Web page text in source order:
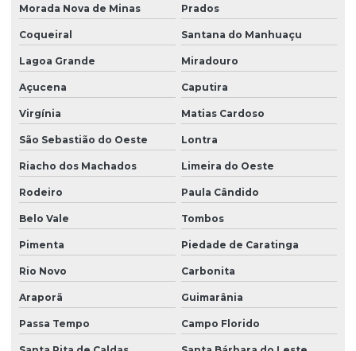
Morada Nova de Minas Prados
Coqueiral Santana do Manhuaçu
Lagoa Grande Miradouro
Açucena Caputira
Virgínia Matias Cardoso
São Sebastião do Oeste Lontra
Riacho dos Machados Limeira do Oeste
Rodeiro Paula Cândido
Belo Vale Tombos
Pimenta Piedade de Caratinga
Rio Novo Carbonita
Araporã Guimarânia
Passa Tempo Campo Florido